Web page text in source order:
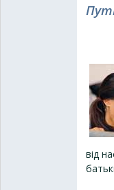
від